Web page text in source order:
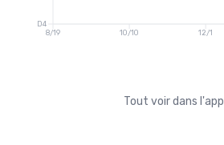
8/19 10/10 12/1
D4
Tout voir dans l'app